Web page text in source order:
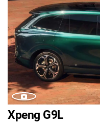
Xpeng G9L